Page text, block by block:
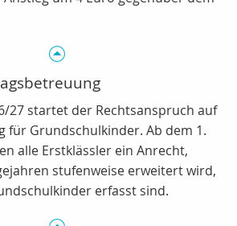
27 startet der Rechtsanspruch auf
für Grundschulkinder. Ab dem 1.
alle Erstklässler ein Anrecht,
stufenweise erweitert wird,
erfasst sind.